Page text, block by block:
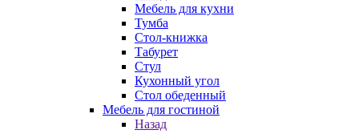
Мебель для кухни
Тумба
Стол-книжка
Табурет
Стул
Кухонный угол
Стол обеденный
Мебель для гостиной
Назад